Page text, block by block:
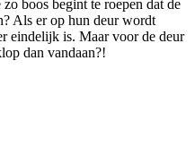
boos begint te roepen dat de
Als er op hun deur wordt
eindelijk is. Maar voor de deur
dan vandaan?!